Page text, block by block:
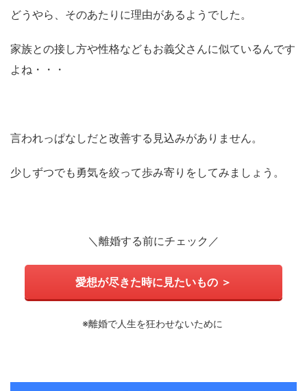
どうやら、そのあたりに理由があるようでした。
家族との接し方や性格などもお義父さんに似ているんです
よね・・・
言われっぱなしだと改善する見込みがありません。
少しずつでも勇気を絞って歩み寄りをしてみましょう。
＼離婚する前にチェック／
愛想が尽きた時に見たいもの ＞
※離婚で人生を狂わせないために